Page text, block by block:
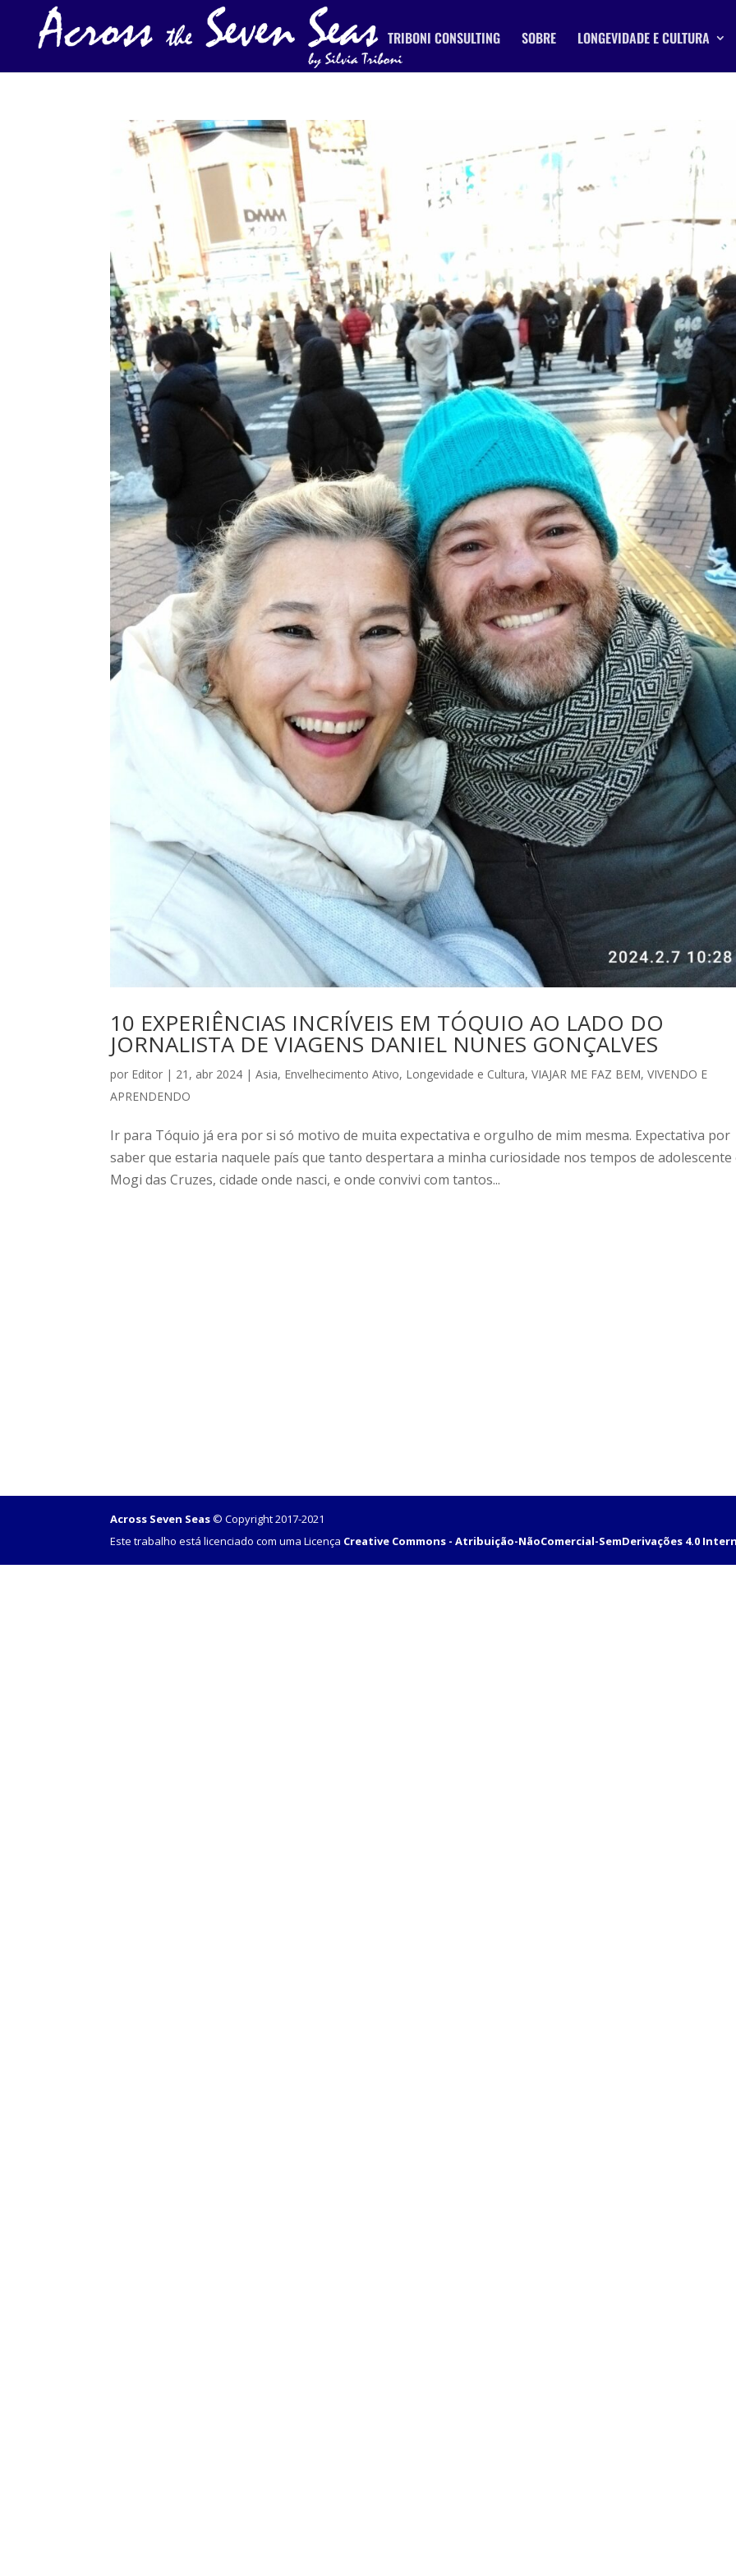
TRIBONI CONSULTING SOBRE LONGEVIDADE E CULTURA
10 EXPERIÊNCIAS INCRÍVEIS EM TÓQUIO AO LADO DO
JORNALISTA DE VIAGENS DANIEL NUNES GONÇALVES
por Editor | 21, abr 2024 |Asia, Envelhecimento Ativo, Longevidade e Cultura,VIAJAR ME FAZ BEM,VIVENDO E
APRENDENDO
Ir para Tóquio já era por si só motivo de muita expectativa e orgulho de mim mesma. Expectativa por
saber que estaria naquele país que tanto despertara a minha curiosidade nos tempos de adolescente
Mogi das Cruzes, cidade onde nasci, e onde convivi com tantos...
Across Seven Seas© Copyright 2017-2021
Este trabalho está licenciado com uma Licença Creative Commons - Atribuição-NãoComercial-SemDerivações 4.0